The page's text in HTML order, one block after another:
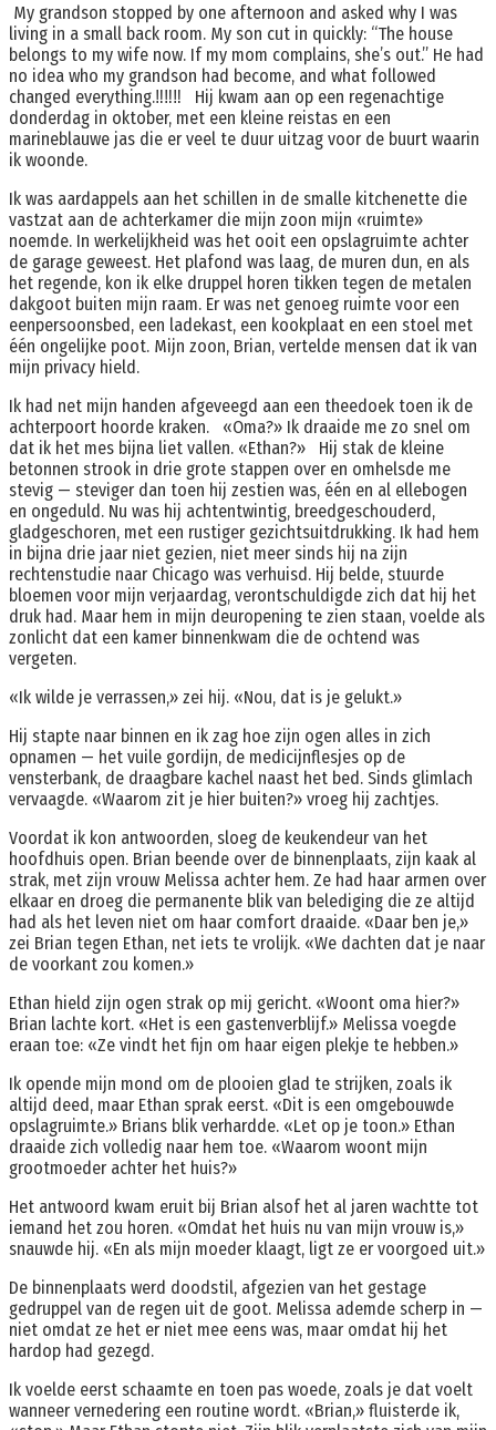
My grandson stopped by one afternoon and asked why I was
living in a small back room. My son cut in quickly: “The house
belongs to my wife now. If my mom complains, she’s out.” He had
no idea who my grandson had become, and what followed
changed everything.‼️‼️‼️ Hij kwam aan op een regenachtige
donderdag in oktober, met een kleine reistas en een
marineblauwe jas die er veel te duur uitzag voor de buurt waarin
ik woonde.
Ik was aardappels aan het schillen in de smalle kitchenette die
vastzat aan de achterkamer die mijn zoon mijn «ruimte»
noemde. In werkelijkheid was het ooit een opslagruimte achter
de garage geweest. Het plafond was laag, de muren dun, en als
het regende, kon ik elke druppel horen tikken tegen de metalen
dakgoot buiten mijn raam. Er was net genoeg ruimte voor een
eenpersoonsbed, een ladekast, een kookplaat en een stoel met
één ongelijke poot. Mijn zoon, Brian, vertelde mensen dat ik van
mijn privacy hield.
Ik had net mijn handen afgeveegd aan een theedoek toen ik de
achterpoort hoorde kraken. «Oma?» Ik draaide me zo snel om
dat ik het mes bijna liet vallen. «Ethan?» Hij stak de kleine
betonnen strook in drie grote stappen over en omhelsde me
stevig — steviger dan toen hij zestien was, één en al ellebogen
en ongeduld. Nu was hij achtentwintig, breedgeschouderd,
gladgeschoren, met een rustiger gezichtsuitdrukking. Ik had hem
in bijna drie jaar niet gezien, niet meer sinds hij na zijn
rechtenstudie naar Chicago was verhuisd. Hij belde, stuurde
bloemen voor mijn verjaardag, verontschuldigde zich dat hij het
druk had. Maar hem in mijn deuropening te zien staan, voelde als
zonlicht dat een kamer binnenkwam die de ochtend was
vergeten.
«Ik wilde je verrassen,» zei hij. «Nou, dat is je gelukt.»
Hij stapte naar binnen en ik zag hoe zijn ogen alles in zich
opnamen — het vuile gordijn, de medicijnflesjes op de
vensterbank, de draagbare kachel naast het bed. Sinds glimlach
vervaagde. «Waarom zit je hier buiten?» vroeg hij zachtjes.
Voordat ik kon antwoorden, sloeg de keukendeur van het
hoofdhuis open. Brian beende over de binnenplaats, zijn kaak al
strak, met zijn vrouw Melissa achter hem. Ze had haar armen over
elkaar en droeg die permanente blik van belediging die ze altijd
had als het leven niet om haar comfort draaide. «Daar ben je,»
zei Brian tegen Ethan, net iets te vrolijk. «We dachten dat je naar
de voorkant zou komen.»
Ethan hield zijn ogen strak op mij gericht. «Woont oma hier?»
Brian lachte kort. «Het is een gastenverblijf.» Melissa voegde
eraan toe: «Ze vindt het fijn om haar eigen plekje te hebben.»
Ik opende mijn mond om de plooien glad te strijken, zoals ik
altijd deed, maar Ethan sprak eerst. «Dit is een omgebouwde
opslagruimte.» Brians blik verhardde. «Let op je toon.» Ethan
draaide zich volledig naar hem toe. «Waarom woont mijn
grootmoeder achter het huis?»
Het antwoord kwam eruit bij Brian alsof het al jaren wachtte tot
iemand het zou horen. «Omdat het huis nu van mijn vrouw is,»
snauwde hij. «En als mijn moeder klaagt, ligt ze er voorgoed uit.»
De binnenplaats werd doodstil, afgezien van het gestage
gedruppel van de regen uit de goot. Melissa ademde scherp in —
niet omdat ze het er niet mee eens was, maar omdat hij het
hardop had gezegd.
Ik voelde eerst schaamte en toen pas woede, zoals je dat voelt
wanneer vernedering een routine wordt. «Brian,» fluisterde ik,